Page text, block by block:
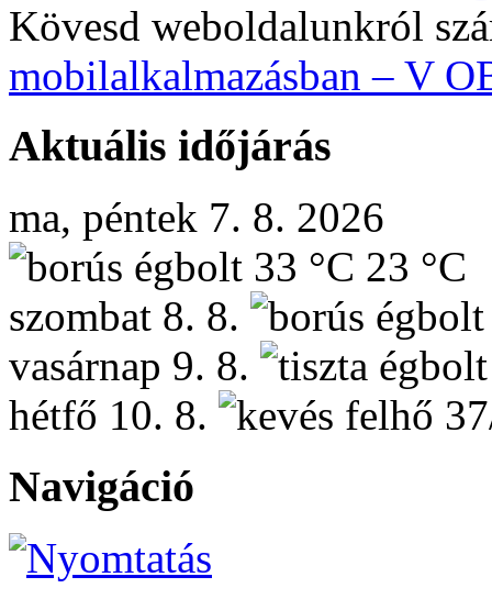
Kövesd weboldalunkról
mobilalkalmazásban – V
Aktuális időjárás
ma, péntek 7. 8. 2026
33 °C 23 °C
szombat 8. 8.
vasárnap 9. 8.
hétfő 10. 8.
Navigáció